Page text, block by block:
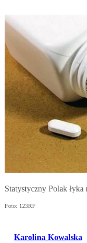
Statystyczny Polak
Foto: 123RF
Karolina Kowalska